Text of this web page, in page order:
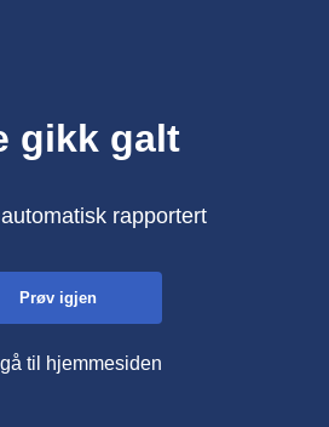
gikk galt
rapportert
Prøv igjen
til hjemmesiden